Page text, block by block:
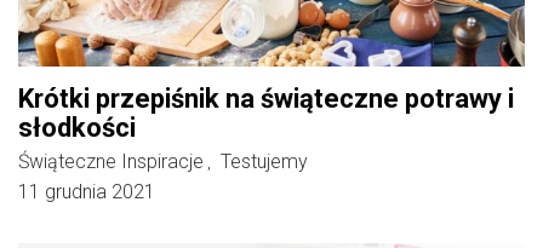
Krótki przepiśnik na świąteczne potrawy i
słodkości
Świąteczne Inspiracje ,
Testujemy
11 grudnia 2021